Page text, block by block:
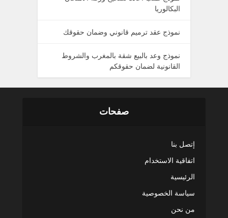
البكالوريا
نموذج عقد ترميم قانوني وضمان حقوقك
نموذج وعد بالبيع شقة بالمغرب والشروط
القانونية لضمان حقوقكم
صفحات
إتصل بنا
اتفاقية الاستخدام
الرئيسية
سياسة الخصوصية
من نحن